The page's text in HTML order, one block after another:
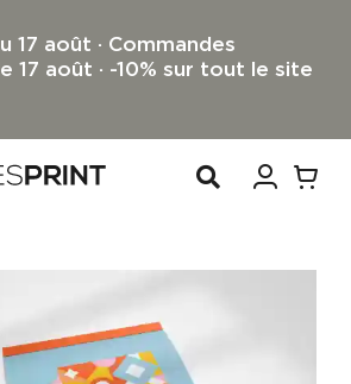
17 août · Commandes
17 août · -10% sur tout le site
FORMAT